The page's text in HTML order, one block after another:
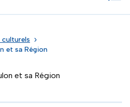
et sa Région
et sa Région